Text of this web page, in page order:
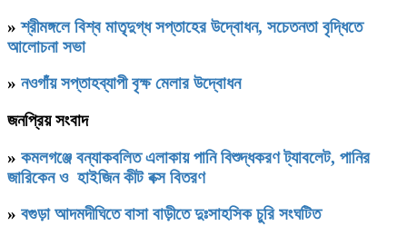
»শ্রীমঙ্গলে বিশ্ব মাতৃদুগ্ধ সপ্তাহের উদ্বোধন, সচেতনতা বৃদ্ধিতে
আলোচনা সভা
» নওগাঁয় সপ্তাহব্যাপী বৃক্ষ মেলার উদ্বোধন
জনপ্রিয় সংবাদ
» কমলগঞ্জে বন্যাকবলিত এলাকায় পানি বিশুদ্ধকরণ ট্যাবলেট, পানির
জারিকেন ও হাইজিন কীট বক্স বিতরণ
» বগুড়া আদমদীঘিতে বাসা বাড়ীতে দুঃসাহসিক চুরি সংঘটিত